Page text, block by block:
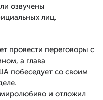
озвучены
лиц.
провести переговоры с
а глава
побеседует со своим
и отложил